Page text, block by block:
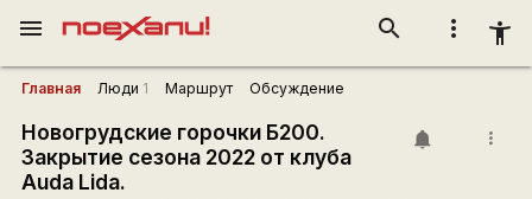
more_vert accessibility_new
search
menu
Главная Люди 1 Маршрут Обсуждение
Новогрудские горочки Б200.
Закрытие сезона 2022 от клуба
Auda Lida.
more_vert